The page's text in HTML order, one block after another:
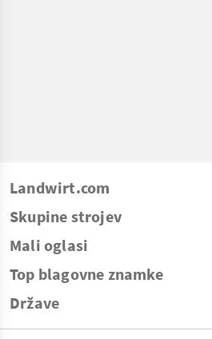
Landwirt.com
Skupine strojev
Mali oglasi
Top blagovne znamke
Države